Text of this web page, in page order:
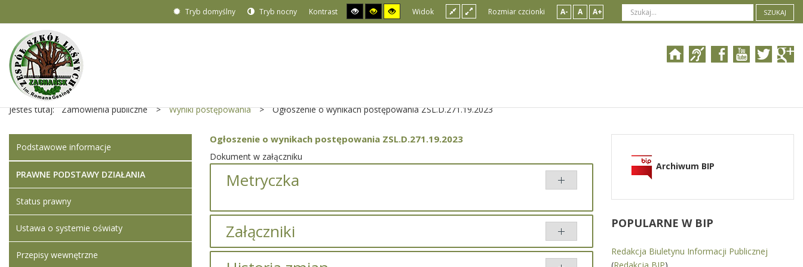
Tryb domyślny Tryb nocny Kontrast Widok Rozmiar czcionki A- A A+ SZUKAJ
Jesteś tutaj: Zamówienia publiczne > Wyniki postępowania > Ogłoszenie o wynikach postępowania ZSL.D.271.19.2023
Ogłoszenie o wynikach postępowania ZSL.D.271.19.2023
Dokument w załączniku
Metryczka
Załączniki
Dodany przez
Podstawowe informacje
PRAWNE PODSTAWY DZIAŁANIA
Status prawny
Ustawa o systemie oświaty
Przepisy wewnętrzne
Archiwum BIP
POPULARNE W BIP
Redakcja Biuletynu Informacji Publicznej